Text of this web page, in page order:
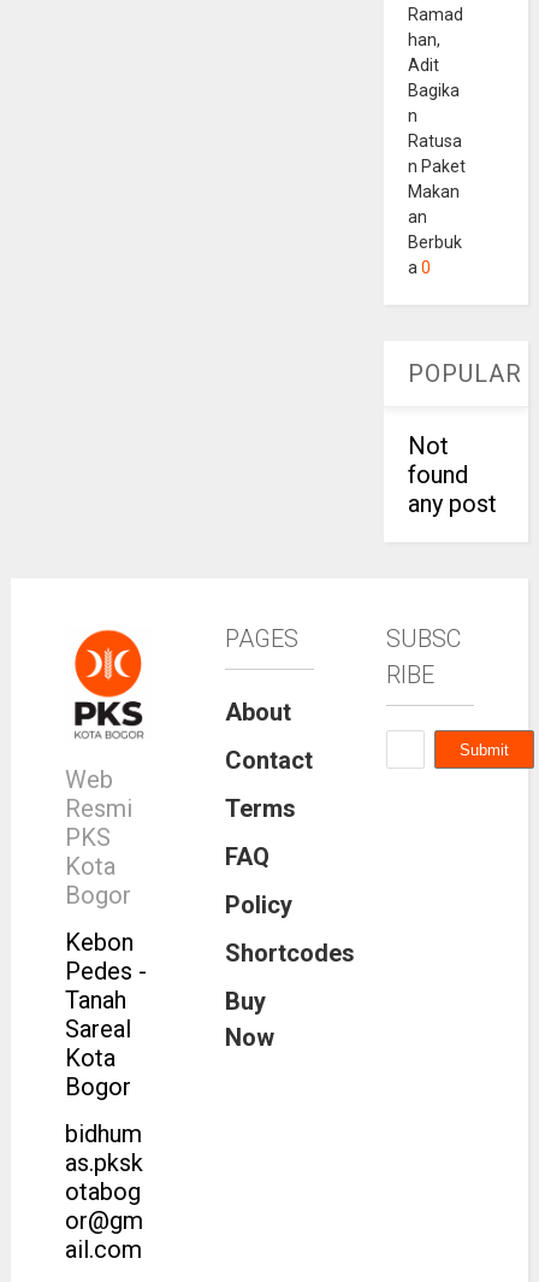
Ramad
han,
Adit
Bagika
n
Ratusa
n Paket
Makan
an
Berbuk
a 0
POPULAR
Not
found
any post
Web
Resmi
PKS
Kota
Bogor
Kebon
Pedes -
Tanah
Sareal
Kota
Bogor
bidhum
as.pksk
otabog
or@gm
ail.com
PAGES
About
Contact
Terms
FAQ
Policy
Shortcodes
Buy
Now
SUBSC
RIBE